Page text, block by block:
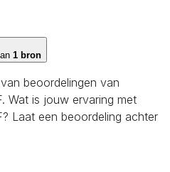
1 bron
beoordelingen van
Wat is jouw ervaring met
Laat een beoordeling achter